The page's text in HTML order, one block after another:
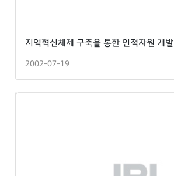
지역혁신체제 구축을 통한 인적자원 개발
2002-07-19